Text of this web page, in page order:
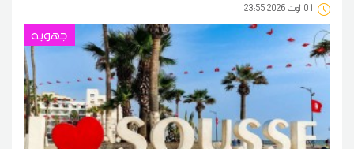
01 23:55 2026 أوت
جهوية